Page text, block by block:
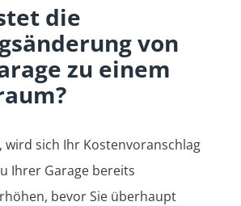
die
von
zu einem
wird sich Ihr Kostenvoranschlag
Ihrer Garage bereits
bevor Sie überhaupt